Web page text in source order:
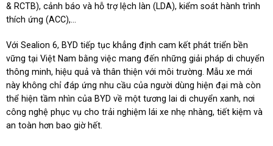
& RCTB), cảnh báo và hỗ trợ lệch làn (LDA), kiểm soát hành trình
thích ứng (ACC),...
Với Sealion 6, BYD tiếp tục khẳng định cam kết phát triển bền
vững tại Việt Nam bằng việc mang đến những giải pháp di chuyển
thông minh, hiệu quả và thân thiện với môi trường. Mẫu xe mới
này không chỉ đáp ứng nhu cầu của người dùng hiện đại mà còn
thể hiện tầm nhìn của BYD về một tương lai di chuyển xanh, nơi
công nghệ phục vụ cho trải nghiệm lái xe nhẹ nhàng, tiết kiệm và
an toàn hơn bao giờ hết.